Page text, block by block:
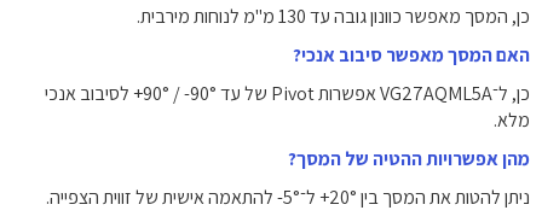
כן, המסך מאפשר כוונון גובה עד ‎130 מ"מ‎ לנוחות מירבית.
האם המסך מאפשר סיבוב אנכי?
כן, ל־VG27AQML5A אפשרות ‎Pivot‎ של עד ‎+90° / -90°‎ לסיבוב אנכי
מלא.
מהן אפשרויות ההטיה של המסך?
ניתן להטות את המסך בין ‎+20°‎ ל־‎-5°‎ להתאמה אישית של זווית הצפייה.